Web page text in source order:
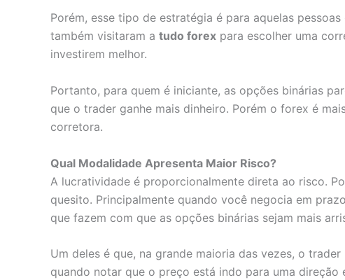
Porém, esse tipo de estratégia é para aquelas
também visitaram a tudo forex para escolher uma
investirem melhor.
Portanto, para quem é iniciante, as opções binárias
que o trader ganhe mais dinheiro. Porém o forex é
corretora.
Qual Modalidade Apresenta Maior Risco?
A lucratividade é proporcionalmente direta ao risco.
quesito. Principalmente quando você negocia em
que fazem com que as opções binárias sejam mais
Um deles é que, na grande maioria das vezes, o
quando notar que o preço está indo para uma direção